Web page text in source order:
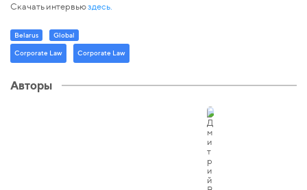
Скачать интервьюздесь.
Belarus
Global
Corporate Law
Corporate Law
Авторы